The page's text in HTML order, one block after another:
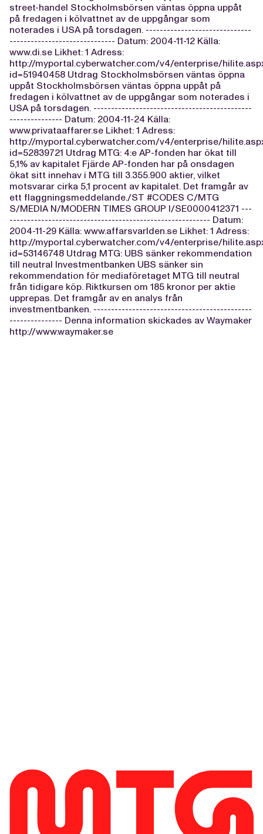
street-handel Stockholmsbörsen väntas öppna uppåt
på fredagen i kölvattnet av de uppgångar som
noterades i USA på torsdagen. ------------------------------
------------------------------ Datum: 2004-11-12 Källa:
www.di.se Likhet: 1 Adress:
http://myportal.cyberwatcher.com/v4/enterprise/
id=51940458 Utdrag Stockholmsbörsen väntas öppna
uppåt Stockholmsbörsen väntas öppna uppåt på
fredagen i kölvattnet av de uppgångar som noterades i
USA på torsdagen. ---------------------------------------------
--------------- Datum: 2004-11-24 Källa:
www.privataaffarer.se Likhet: 1 Adress:
http://myportal.cyberwatcher.com/v4/enterprise/
id=52839721 Utdrag MTG: 4:e AP-fonden har ökat till
5,1% av kapitalet Fjärde AP-fonden har på onsdagen
ökat sitt innehav i MTG till 3.355.900 aktier, vilket
motsvarar cirka 5,1 procent av kapitalet. Det framgår av
ett flaggningsmeddelande./ST #CODES C/MTG
S/MEDIA N/MODERN TIMES GROUP I/SE0000412371 ---
--------------------------------------------------------- Datum:
2004-11-29 Källa: www.affarsvarlden.se Likhet: 1 Adress:
http://myportal.cyberwatcher.com/v4/enterprise/
id=53146748 Utdrag MTG: UBS sänker rekommendation
till neutral Investmentbanken UBS sänker sin
rekommendation för mediaföretaget MTG till neutral
från tidigare köp. Riktkursen om 185 kronor per aktie
upprepas. Det framgår av en analys från
investmentbanken. ---------------------------------------------
--------------- Denna information skickades av Waymaker
http://www.waymaker.se